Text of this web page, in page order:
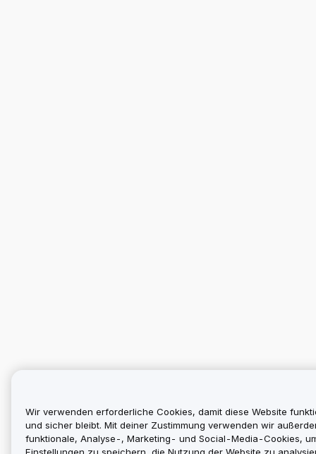
Wir verwenden erforderliche Cookies, damit diese Website
und sicher bleibt. Mit deiner Zustimmung verwenden wir
funktionale, Analyse-, Marketing- und Social-Media-Cookies,